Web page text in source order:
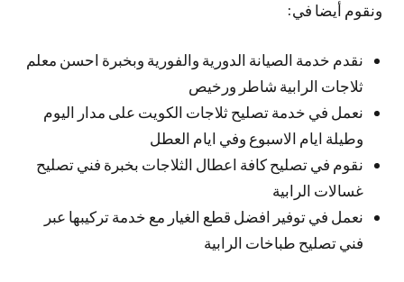
ونقوم أيضا في:
نقدم خدمة الصيانة الدورية والفورية وبخبرة احسن معلم
ثلاجات الرابية شاطر ورخيص
نعمل في خدمة تصليح ثلاجات الكويت على مدار اليوم
وطيلة ايام الاسبوع وفي ايام العطل
نقوم في تصليح كافة اعطال الثلاجات بخبرة فني تصليح
غسالات الرابية
نعمل في توفير افضل قطع الغيار مع خدمة تركيبها عبر
فني تصليح طباخات الرابية